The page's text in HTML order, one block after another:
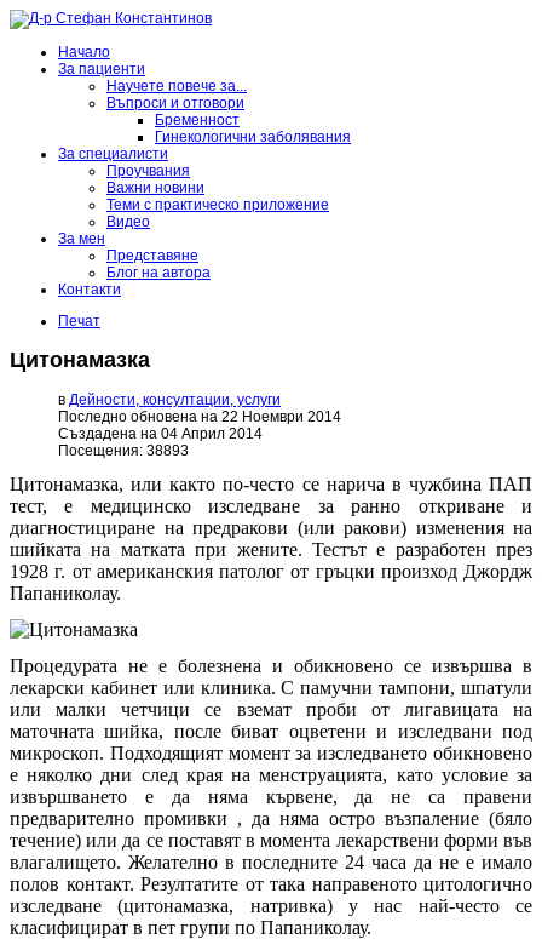
Начало
За пациенти
Научете повече за...
Въпроси и отговори
Бременност
Гинекологични заболявания
За специалисти
Проучвания
Важни новини
Теми с практическо приложение
Видео
За мен
Представяне
Блог на автора
Контакти
Печат
Цитонамазка
в Дейности, консултации, услуги
Последно обновена на 22 Ноември 2014
Създадена на 04 Април 2014
Посещения: 38893
Цитонамазка, или както по-често се нарича в чужбина ПАП
тест, е медицинско изследване за ранно откриване и
диагностициране на предракови (или ракови) изменения на
шийката на матката при жените. Тестът е разработен през
1928 г. от американския патолог от гръцки произход Джордж
Папаниколау.
Процедурата не е болезнена и обикновено се извършва в
лекарски кабинет или клиника. С памучни тампони, шпатули
или малки четчици се вземат проби от лигавицата на
маточната шийка, после биват оцветени и изследвани под
микроскоп. Подходящият момент за изследването обикновено
е няколко дни след края на менструацията, като условие за
извършването е да няма кървене, да не са правени
предварително промивки , да няма остро възпаление (бяло
течение) или да се поставят в момента лекарствени форми във
влагалището. Желателно в последните 24 часа да не е имало
полов контакт. Резултатите от така направеното цитологично
изследване (цитонамазка, натривка) у нас най-често се
класифицират в пет групи по Папаниколау.